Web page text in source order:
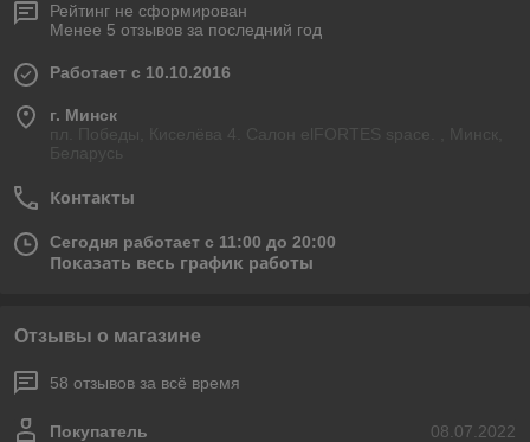
Рейтинг не сформирован
Менее 5 отзывов за последний год
Работает с 10.10.2016
г. Минск
пл. Победы, Киселёва 4. Салон elFORTES space. , Минск,
Беларусь
Контакты
Сегодня работает с 11:00 до 20:00
Показать весь график работы
Отзывы о магазине
58 отзывов за всё время
08.07.2022
Покупатель